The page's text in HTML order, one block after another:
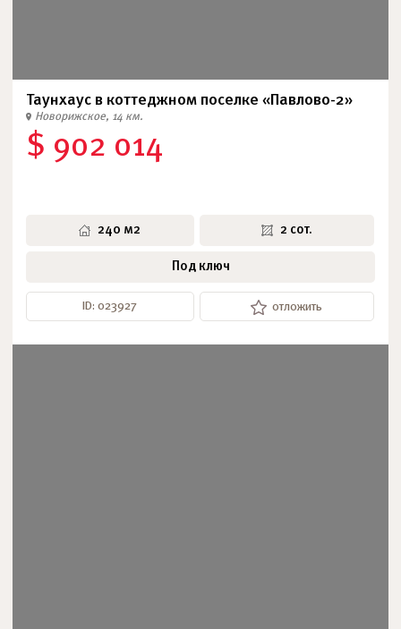
Таунхаус в коттеджном поселке «Павлово-2»
Новорижское, 14 км.
$ 902 014
240 м2 2 сот.
Под ключ
ID: 023927 отложить